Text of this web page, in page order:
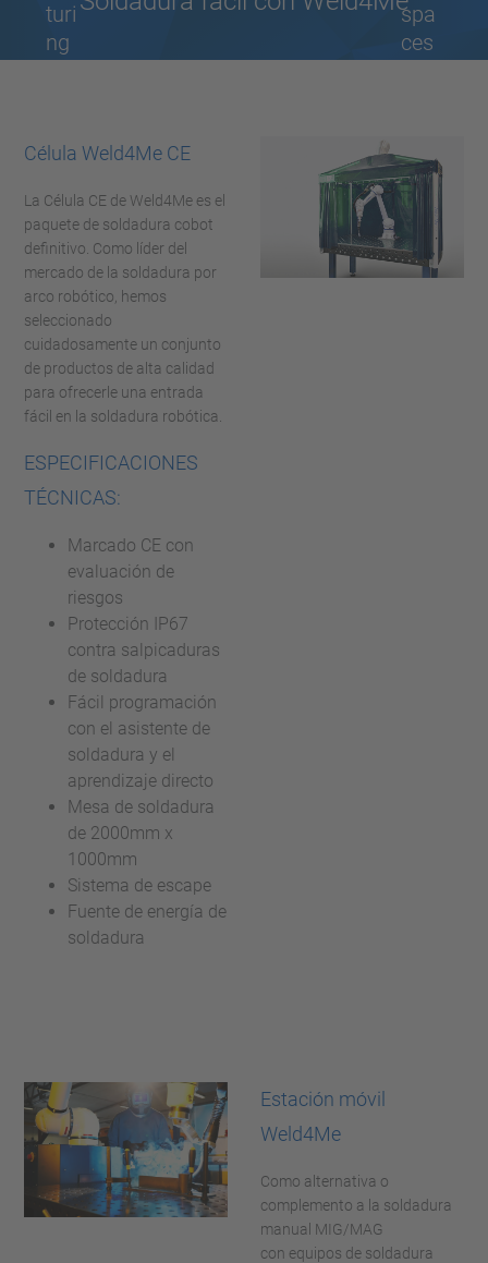
turi
ng
wa
TO
MA
N
HC
10
spa
ces
a
Célula Weld4Me CE
La Célula CE de Weld4Me es el
paquete de soldadura cobot
definitivo. Como líder del
mercado de la soldadura por
arco robótico, hemos
seleccionado
cuidadosamente un conjunto
de productos de alta calidad
para ofrecerle una entrada
fácil en la soldadura robótica.
ESPECIFICACIONES
TÉCNICAS:
Marcado CE con
evaluación de
riesgos
Protección IP67
contra salpicaduras
de soldadura
Fácil programación
con el asistente de
soldadura y el
aprendizaje directo
Mesa de soldadura
de 2000mm x
1000mm
Sistema de escape
Fuente de energía de
soldadura
Estación móvil
Weld4Me
Como alternativa o
complemento a la soldadura
manual MIG/MAG
con equipos de soldadura